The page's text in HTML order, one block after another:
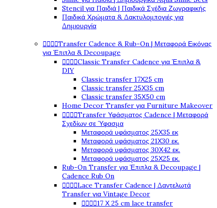
Stencil για Παιδιά | Παιδικά Σχέδια Ζωγραφικής
Παιδικά Χρώματα & Δακτυλομπογιές για
Δημιουργία
Transfer Cadence & Rub-On | Μεταφορά Εικόνας
για Έπιπλα & Decoupage
Classic Transfer Cadence για Έπιπλα &
DIY
Classic transfer 17Χ25 cm
Classic transfer 25Χ35 cm
Classic transfer 35Χ50 cm
Home Decor Transfer για Furniture Makeover
Transfer Υφάσματος Cadence | Μεταφορά
Σχεδίων σε Ύφασμα
Μεταφορά υφάσματος 25Χ35 εκ
Μεταφορά υφάσματος 21Χ30 εκ.
Μεταφορά υφάσματος 30Χ42 εκ.
Μεταφορά υφάσματος 25Χ25 εκ.
Rub-On Transfer για Έπιπλα & Decoupage |
Cadence Rub On
Lace Transfer Cadence | Δαντελωτά
Transfer για Vintage Decor
17 Χ 25 cm lace transfer